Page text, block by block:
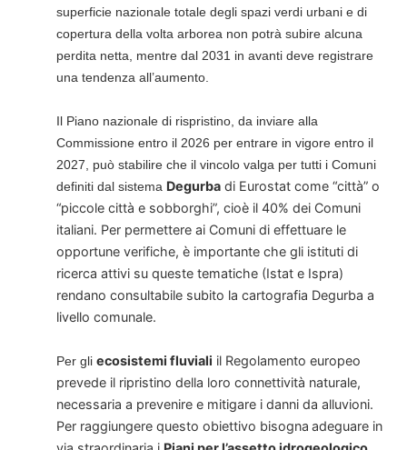
superficie nazionale totale degli spazi verdi urbani e di
copertura della volta arborea non potrà subire alcuna
perdita netta, mentre dal 2031 in avanti deve registrare
una tendenza all’aumento.
Il Piano nazionale di rispristino, da inviare alla
Commissione entro il 2026 per entrare in vigore entro il
2027, può stabilire che il vincolo valga per tutti i Comuni
definiti dal sistema Degurba di Eurostat come “città” o
“piccole città e sobborghi”, cioè il 40% dei Comuni
italiani. Per permettere ai Comuni di effettuare le
opportune verifiche, è importante che gli istituti di
ricerca attivi su queste tematiche (Istat e Ispra)
rendano consultabile subito la cartografia Degurba a
livello comunale.
Per gli ecosistemi fluviali il Regolamento europeo
prevede il ripristino della loro connettività naturale,
necessaria a prevenire e mitigare i danni da alluvioni.
Per raggiungere questo obiettivo bisogna adeguare in